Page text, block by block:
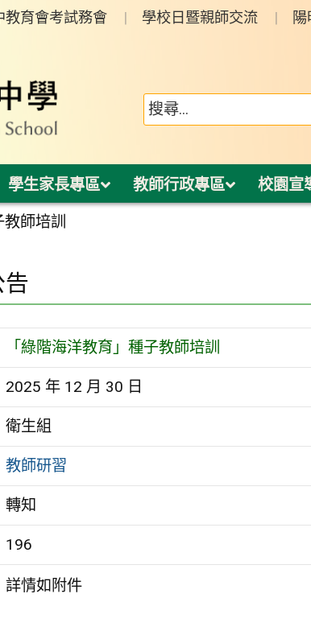
教育會考試務會 學校日暨親師交流
學生家長專區 教師行政專區 校園宣
教師培訓
「綠階海洋教育」種子教師培訓
2025 年 12 月 30 日
衛生組
教師研習
轉知
196
詳情如附件